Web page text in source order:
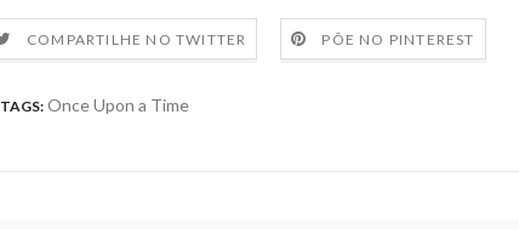
COMPARTILHE NO TWITTER PÕE NO PINTEREST
TAGS: Once Upon a Time